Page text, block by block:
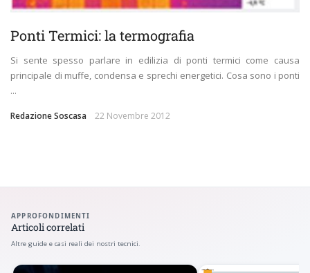
Ponti Termici: la termografia
Si sente spesso parlare in edilizia di ponti termici come causa
principale di muffe, condensa e sprechi energetici. Cosa sono i ponti
...
Redazione Soscasa 22 Novembre 2012
APPROFONDIMENTI
Articoli correlati
Altre guide e casi reali dei nostri tecnici.